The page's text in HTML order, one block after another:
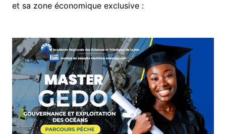
et sa zone économique exclusive :